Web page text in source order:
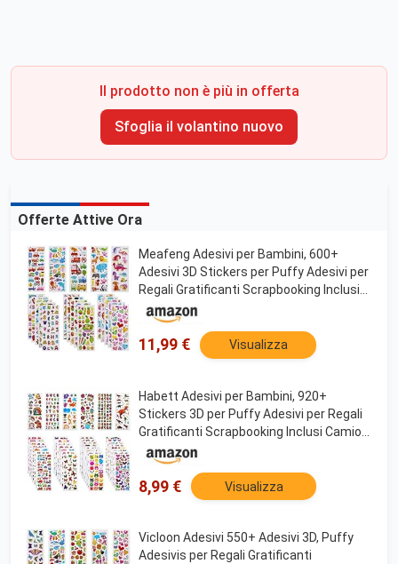
Il prodotto non è più in offerta
Sfoglia il volantino nuovo
Offerte Attive Ora
Meafeng Adesivi per Bambini, 600+
Adesivi 3D Stickers per Puffy Adesivi per
Regali Gratificanti Scrapbooking Inclusi
Camion, Dinosauri, Frutta, Numeri,
Lettere,Pesci, Cuori, ECC (24 Fogli)
11,99 € Visualizza
Habett Adesivi per Bambini, 920+
Stickers 3D per Puffy Adesivi per Regali
Gratificanti Scrapbooking Inclusi Camion,
Unicorno, Animali, Pesci, Dinosauri,
Numeri, Frutta e Altro (36 Fogli)
8,99 € Visualizza
Vicloon Adesivi 550+ Adesivi 3D, Puffy
Adesivis per Regali Gratificanti